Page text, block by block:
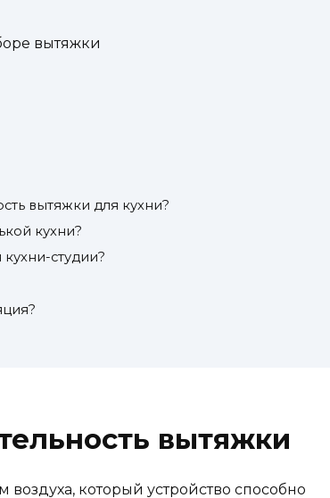
вытяжки
вытяжки для кухни?
кухни?
студии?
вытяжки
который устройство способно